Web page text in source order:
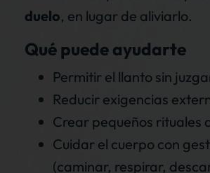
duelo, en lugar de aliviarlo.
Qué puede ayudarte
Permitir el llanto sin
Reducir exigencias
Crear pequeños rituales
Cuidar el cuerpo con
(caminar, respirar,